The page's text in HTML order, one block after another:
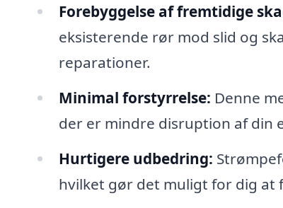
Forebyggelse af fremtidige
eksisterende rør mod slid og
reparationer.
Minimal forstyrrelse: Denne
der er mindre disruption af din
Hurtigere udbedring:
hvilket gør det muligt for dig at